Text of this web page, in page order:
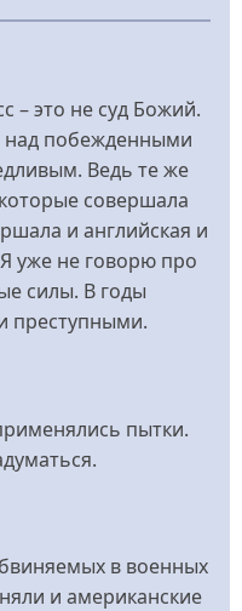
– это не суд Божий.
над побежденными
Ведь те же
совершала
и английская и
уже не говорю про
силы. В годы
преступными.
пытки.
в военных
и американские